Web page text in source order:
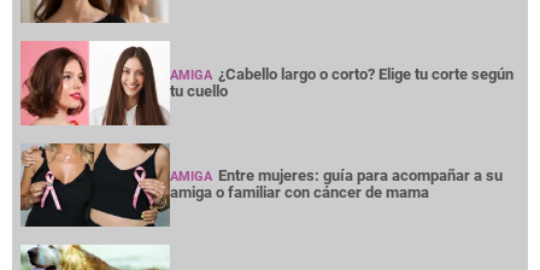
AMIGA ¿Cabello largo o corto? Elige tu corte según
tu cuello
AMIGA Entre mujeres: guía para acompañar a su
amiga o familiar con cáncer de mama